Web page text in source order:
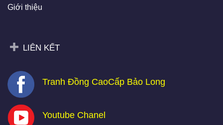
Giới thiệu
LIÊN KẾT
Tranh Đồng CaoCấp Bảo Long
Youtube Chanel